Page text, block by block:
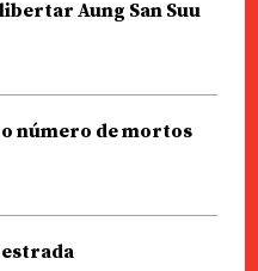
Aung San Suu
número de mortos